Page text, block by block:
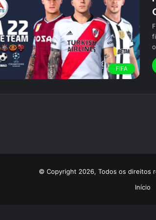
FIFA
© Copyright 2026, Todos os direitos
Início